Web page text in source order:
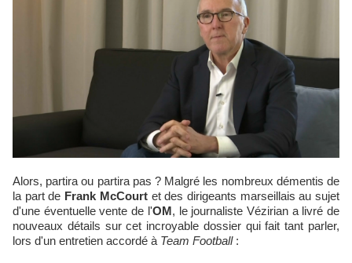
Alors, partira ou partira pas ? Malgré les nombreux démentis de
la part de Frank McCourtet des dirigeants marseillais au sujet
d'une éventuelle vente de l'OM , le journaliste Vézirian a livré de
nouveaux détails sur cet incroyable dossier qui fait tant parler,
lors d'un entretien accordé à Team Football: